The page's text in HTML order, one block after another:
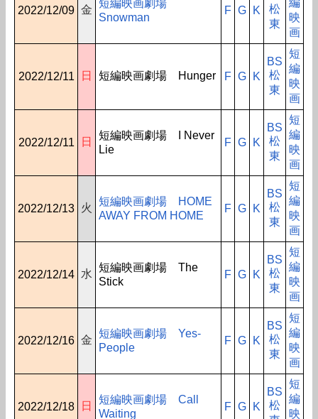
2022/12/09 金
短編映画劇場
Snowman
F G K
松
東
編
映
画
2022/12/11 日 短編映画劇場 Hunger F G K
BS
松
東
短
編
映
画
2022/12/11 日
短編映画劇場 I Never
Lie
F G K
BS
松
東
短
編
映
画
2022/12/13 火
短編映画劇場 HOME
AWAY FROM HOME
F G K
BS
松
東
短
編
映
画
2022/12/14 水
短編映画劇場 The
Stick
F G K
BS
松
東
短
編
映
画
2022/12/16 金
短編映画劇場 Yes-
People
F G K
BS
松
東
短
編
映
画
2022/12/18 日
短編映画劇場 Call
Waiting
F G K
BS
松
短
編
映